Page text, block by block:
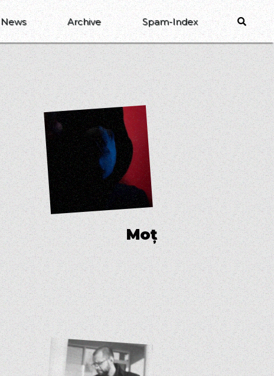
News Archive Spam-Index
Moț